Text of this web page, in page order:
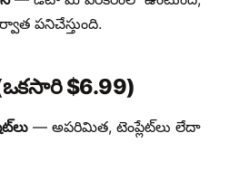
పనిచేస్తుంది.
$6.99)
— అపరిమిత, టెంప్లేట్‌లు లేదా